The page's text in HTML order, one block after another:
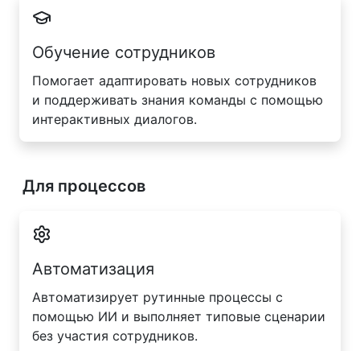
Обучение сотрудников
Помогает адаптировать новых сотрудников
и поддерживать знания команды с помощью
интерактивных диалогов.
Для процессов
Автоматизация
Автоматизирует рутинные процессы с
помощью ИИ и выполняет типовые сценарии
без участия сотрудников.